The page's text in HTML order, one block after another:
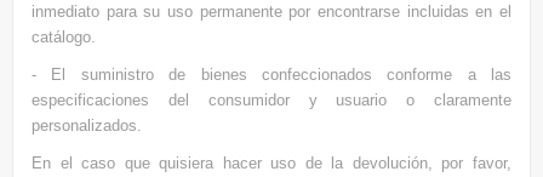
inmediato para su uso permanente por encontrarse incluidas en el
catálogo.
- El suministro de bienes confeccionados conforme a las
especificaciones del consumidor y usuario o claramente
personalizados.
En el caso que quisiera hacer uso de la devolución, por favor,